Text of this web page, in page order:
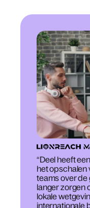
“Deel heeft
het opschalen
teams over de
langer zorgen
lokale
internationale